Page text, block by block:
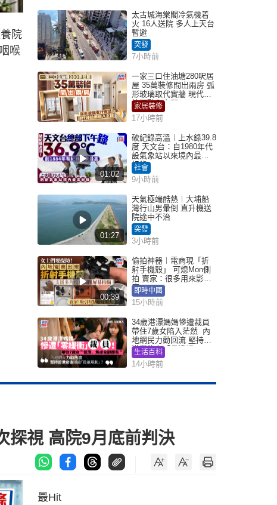
院
喉
太古城海棠閣冷氣機着
火 16人送院 多人上天台
暫避
突發
7小時前
一家三口住油塘280呎居
屋 35萬裝修間出兩房 弧
形玻璃取代實牆 現代神
枱櫃融入玄關
家居裝修
17小時前
01:02
破紀錄高溫︱上水錄39.8
度 天文台：自1980年代
設氣象站以來境內最高
紀錄
社會
9小時前
01:27
天氣極端酷熱︱大埔船
灣行山男暈倒 直升機送
院途中不治
突發
3小時前
00:39
偷拍神器︱電商現「折
射手機殼」 可熄Mon側
拍 賣家：很多用來影裙
底即時中國
15小時前
34歲港漂媽媽慘遭裁員
帶住7歲女陷入茫然 內
地網民力勸回流 堅持留
港背後有「長遠規
劃」？
生活百科
14小時前
探視 高院9月底前判決
最Hit